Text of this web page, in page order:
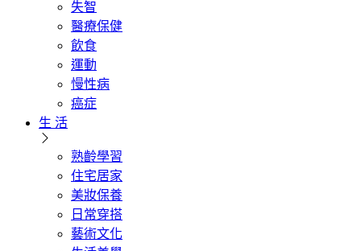
失智
醫療保健
飲食
運動
慢性病
癌症
生 活
熟齡學習
住宅居家
美妝保養
日常穿搭
藝術文化